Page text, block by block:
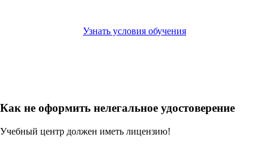
Узнать условия обучения
Как не оформить нелегальное удостоверение
Учебный центр должен иметь лицензию!